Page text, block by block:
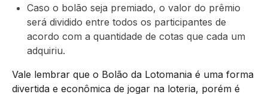
Caso o bolão seja premiado, o valor do prêmio
será dividido entre todos os participantes de
acordo com a quantidade de cotas que cada um
adquiriu.
Vale lembrar que o Bolão da Lotomania é uma forma
divertida e econômica de jogar na loteria, porém é